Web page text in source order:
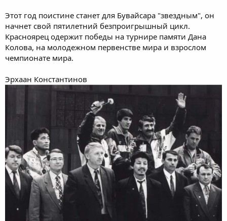
Этот год поистине станет для Бувайсара "звездным", он
начнет свой пятилетний безпроигрышный цикл.
Красноярец одержит победы на турнире памяти Дана
Колова, на молодежном первенстве мира и взрослом
чемпионате мира.
Эрхаан Константинов